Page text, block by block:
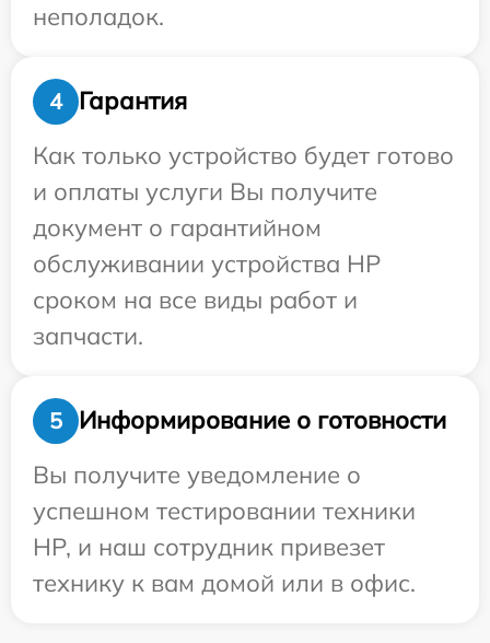
неполадок.
4
Гарантия
Как только устройство будет готово
и оплаты услуги Вы получите
документ о гарантийном
обслуживании устройства HP
сроком на все виды работ и
запчасти.
5
Информирование о готовности
Вы получите уведомление о
успешном тестировании техники
HP, и наш сотрудник привезет
технику к вам домой или в офис.